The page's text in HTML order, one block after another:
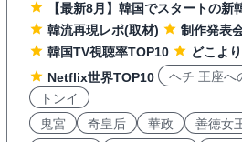
【最新8月】韓国でスタートの新
韓流再現レポ(取材)
制作発表
韓国TV視聴率TOP10
どこよ
Netflix世界TOP10
ヘチ 王座へ
トンイ
鬼宮
奇皇后 華政 善徳女